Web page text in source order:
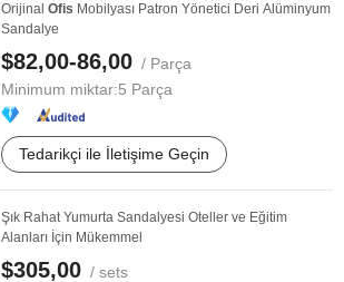
Orijinal Ofis Mobilyası Patron Yönetici Deri Alüminyum
Sandalye
$82,00-86,00 / Parça
Minimum miktar:5 Parça
Tedarikçi ile İletişime Geçin
Şık Rahat Yumurta Sandalyesi Oteller ve Eğitim
Alanları İçin Mükemmel
$305,00 / sets